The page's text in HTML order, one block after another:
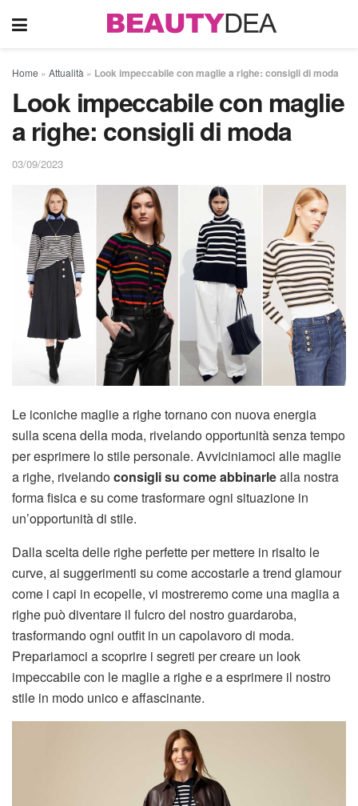
Home » Attualità » Look impeccabile con maglie a righe: consigli di moda
Look impeccabile con maglie
a righe: consigli di moda
03/09/2023
Le iconiche maglie a righe tornano con nuova energia
sulla scena della moda, rivelando opportunità senza tempo
per esprimere lo stile personale. Avviciniamoci alle maglie
a righe, rivelandoconsigli su come abbinarlealla nostra
forma fisica e su come trasformare ogni situazione in
un’opportunità di stile.
Dalla scelta delle righe perfette per mettere in risalto le
curve, ai suggerimenti su come accostarle a trend glamour
come i capi in ecopelle, vi mostreremo come una maglia a
righe può diventare il fulcro del nostro guardaroba,
trasformando ogni outfit in un capolavoro di moda.
Prepariamoci a scoprire i segreti per creare un look
impeccabile con le maglie a righe e a esprimere il nostro
stile in modo unico e affascinante.